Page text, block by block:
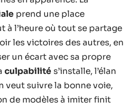
prend une place
à l’heure où tout se partage
les victoires des autres, en
un écart avec sa propre
culpabilité s’installe, l’élan
veut suivre la bonne voie,
de modèles à imiter finit